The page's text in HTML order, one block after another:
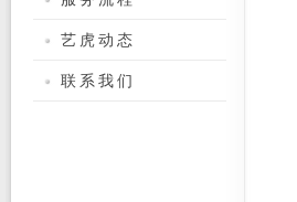
艺虎动态
联系我们